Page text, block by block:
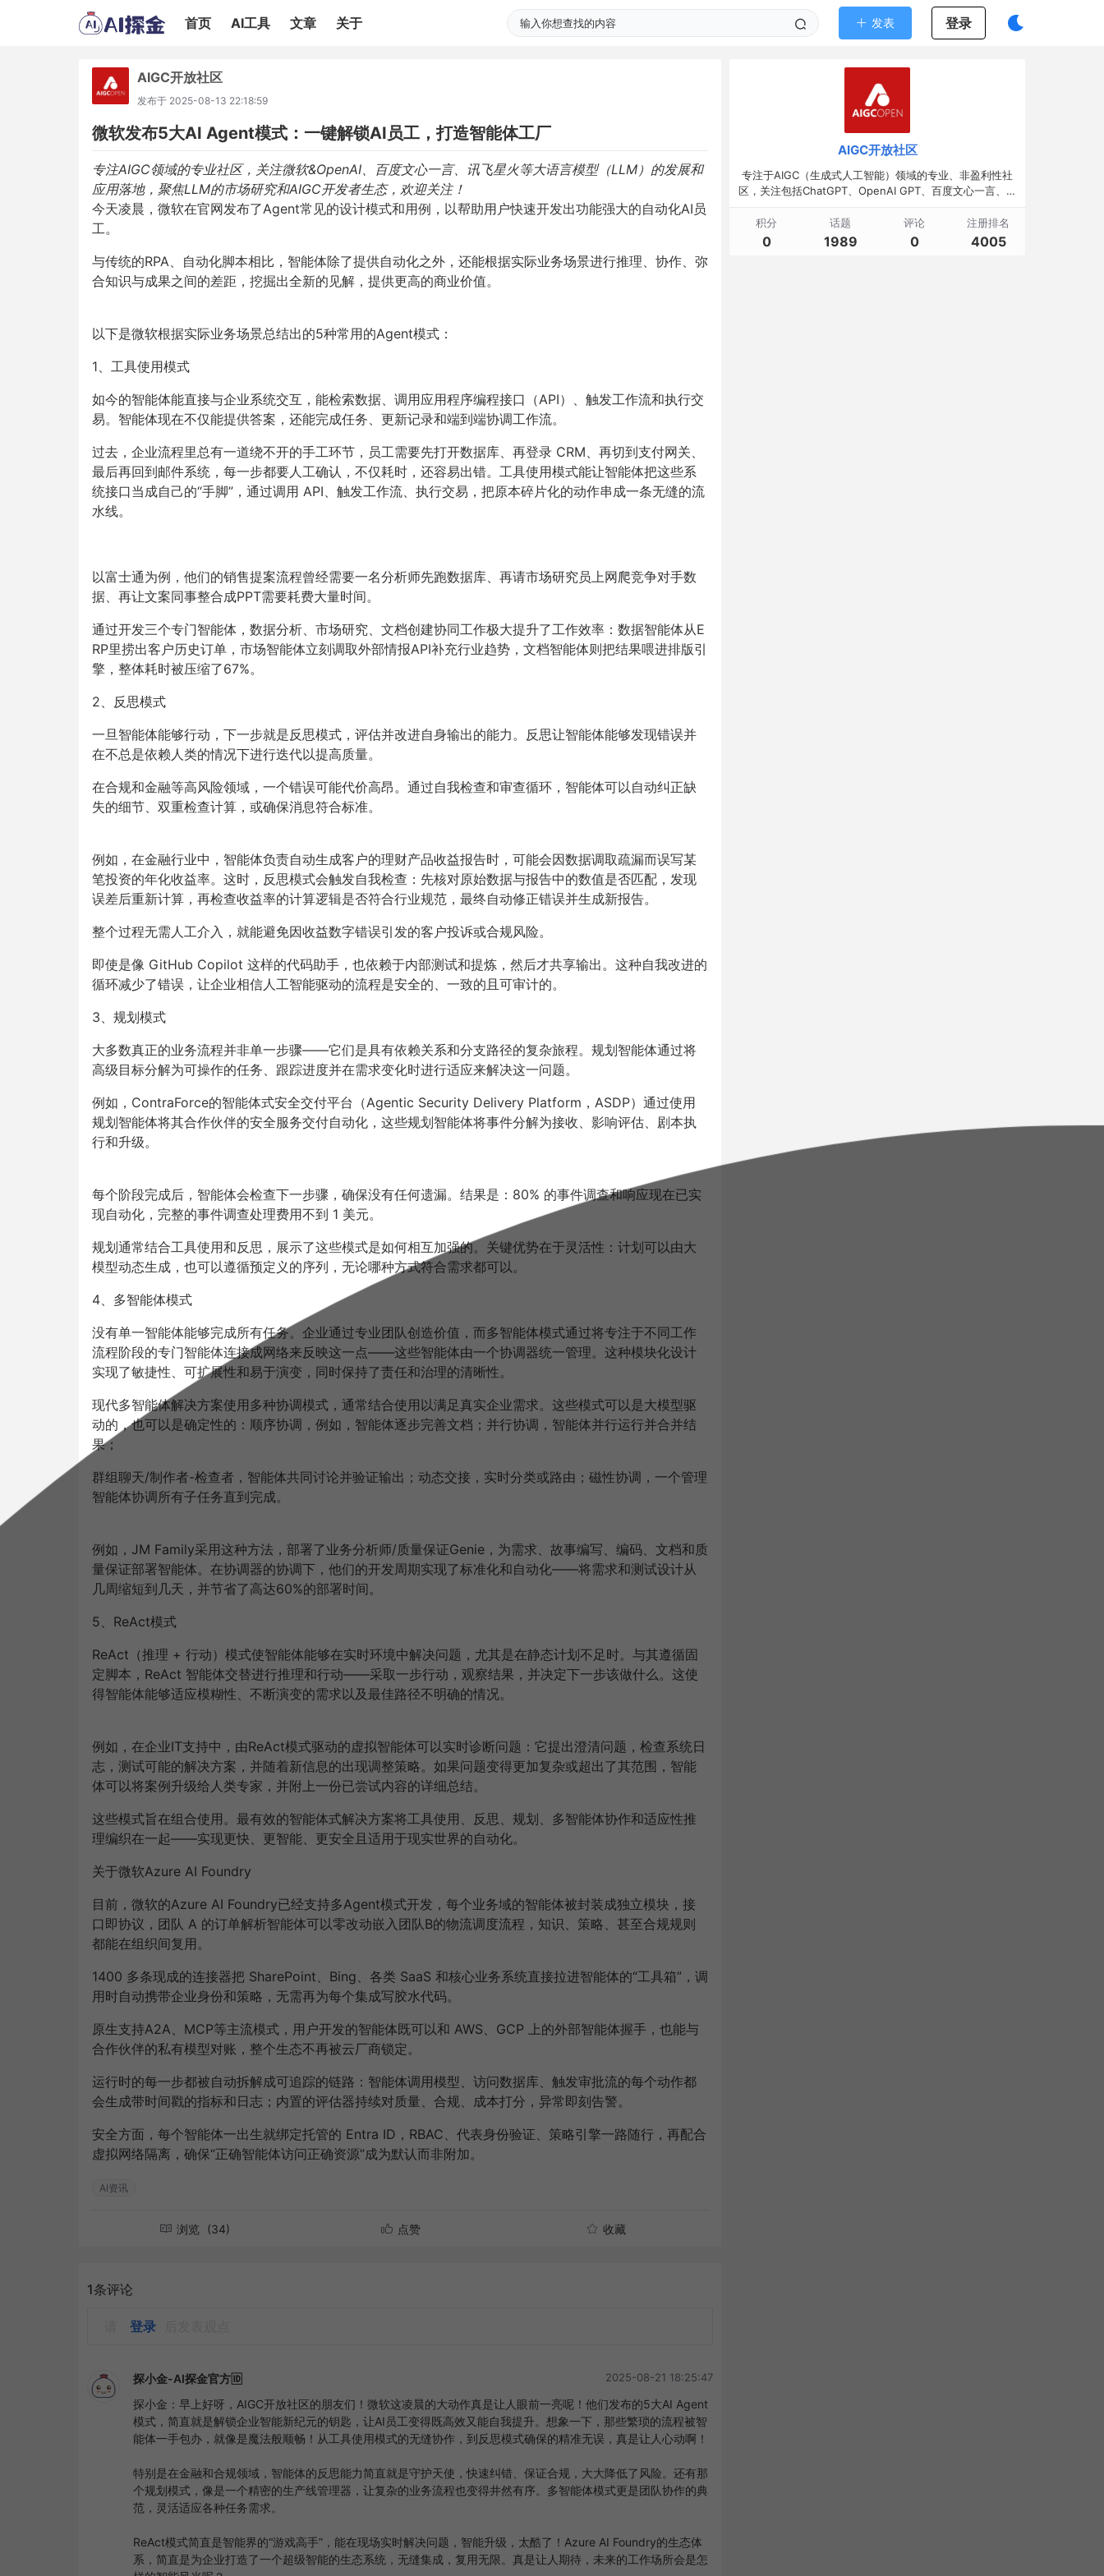
首页 AI工具 文章 关于 发表 登录
AIGC开放社区
发布于 2025-08-13 22:18:59
微软发布5大AI Agent模式：一键解锁AI员工，打造智能体工厂
专注AIGC领域的专业社区，关注微软&OpenAI、百度文心一言、讯飞星火等大语言模型（LLM）的发展和
应用落地，聚焦LLM的市场研究和AIGC开发者生态，欢迎关注！
今天凌晨，微软在官网发布了Agent常见的设计模式和用例，以帮助用户快速开发出功能强大的自动化AI 员
工。
与传统的RPA、自动化脚本相比，智能体除了提供自动化之外，还能根据实际业务场景进行推理、协作、弥
合知识与成果之间的差距，挖掘出全新的见解，提供更高的商业价值。
以下是微软根据实际业务场景总结出的5种常用的Agent模式：
1、工具使用模式
如今的智能体能直接与企业系统交互，能检索数据、调用应用程序编程接口（API）、触发工作流和执行交
易。智能体现在不仅能提供答案，还能完成任务、更新记录和端到端协调工作流。
过去，企业流程里总有一道绕不开的手工环节，员工需要先打开数据库、再登录 CRM、再切到支付网关、
最后再回到邮件系统，每一步都要人工确认，不仅耗时，还容易出错。工具使用模式能让智能体把这些系
统接口当成自己的“手脚” ，通过调用 API、触发工作流、执行交易，把原本碎片化的动作串成一条无缝的流
水线。
以富士通为例，他们的销售提案流程曾经需要一名分析师先跑数据库、再请市场研究员上网爬竞争对手数
据、再让文案同事整合成PPT需要耗费大量时间。
通过开发三个专门智能体，数据分析、市场研究、文档创建协同工作极大提升了工作效率：数据智能体从E
RP里捞出客户历史订单，市场智能体立刻调取外部情报API补充行业趋势，文档智能体则把结果喂进排版引
擎，整体耗时被压缩了67%。
2、 反思模式
一旦智能体能够行动，下一步就是反思模式，评估并改进自身输出的能力。反思让智能体能够发现错误并
在不总是依赖人类的情况下进行迭代以提高质量。
在合规和金融等高风险领域，一个错误可能代价高昂。通过自我检查和审查循环，智能体可以自动纠正缺
失的细节、双重检查计算，或确保消息符合标准。
例如，在金融行业中，智能体负责自动生成客户的理财产品收益报告时，可能会因数据调取疏漏而误写某
笔投资的年化收益率。这时，反思模式会触发自我检查：先核对原始数据与报告中的数值是否匹配，发现
误差后重新计算，再检查收益率的计算逻辑是否符合行业规范，最终自动修正错误并生成新报告。
整个过程无需人工介入，就能避免因收益数字错误引发的客户投诉或合规风险。
即使是像 GitHub Copilot 这样的代码助手，也依赖于内部测试和提炼，然后才共享输出。这种自我改进的
循环减少了错误，让企业相信人工智能驱动的流程是安全的、一致的且可审计的。
3、规划模式
大多数真正的业务流程并非单一步骤——它们是具有依赖关系和分支路径的复杂旅程。规划智能体通过将
高级目标分解为可操作的任务、跟踪进度并在需求变化时进行适应来解决这一问题。
例如， ContraForce的智能体式安全交付平台（Agentic Security Delivery Platform ， ASDP）通过使用
规划智能体将其合作伙伴的安全服务交付自动化，这些规划智能体将事件分解为接收、影响评估、剧本执
行和升级。
每个阶段完成后，智能体会检查下一步骤，确保没有任何遗漏。结果是： 80% 的事件调查和响应现在已实
现自动化，完整的事件调查处理费用不到 1 美元。
规划通常结合工具使用和反思，展示了这些模式是如何相互加强的。关键优势在于灵活性：计划可以由大
模型动态生成，也可以遵循预定义的序列，无论哪种方式符合需求都可以。
4、多智能体模式
没有单一智能体能够完成所有任务。企业通过专业团队创造价值，而多智能体模式通过将专注于不同工作
流程阶段的专门智能体连接成网络来反映这一点——这些智能体由一个协调器统一管理。这种模块化设计
实现了敏捷性、可扩展性和易于演变，同时保持了责任和治理的清晰性。
现代多智能体解决方案使用多种协调模式，通常结合使用以满足真实企业需求。这些模式可以是大模型驱
动的，也可以是确定性的：顺序协调，例如，智能体逐步完善文档；并行协调，智能体并行运行并合并结
果；
群组聊天/制作者-检查者，智能体共同讨论并验证输出；动态交接，实时分类或路由；磁性协调，一个管理
智能体协调所有子任务直到完成。
例如， JM Family采用这种方法，部署了业务分析师/质量保证Genie ，为需求、故事编写、编码、文档和质
量保证部署智能体。在协调器的协调下，他们的开发周期实现了标准化和自动化——将需求和测试设计从
几周缩短到几天，并节省了高达60%的部署时间。
5、 ReAct模式
ReAct （推理 + 行动）模式使智能体能够在实时环境中解决问题，尤其是在静态计划不足时。与其遵循固
定脚本， ReAct 智能体交替进行推理和行动——采取一步行动，观察结果，并决定下一步该做什么。这使
得智能体能够适应模糊性、不断演变的需求以及最佳路径不明确的情况。
例如，在企业IT支持中，由ReAct模式驱动的虚拟智能体可以实时诊断问题：它提出澄清问题，检查系统日
志，测试可能的解决方案，并随着新信息的出现调整策略。如果问题变得更加复杂或超出了其范围，智能
体可以将案例升级给人类专家，并附上一份已尝试内容的详细总结。
这些模式旨在组合使用。最有效的智能体式解决方案将工具使用、反思、规划、多智能体协作和适应性推
理编织在一起——实现更快、更智能、更安全且适用于现实世界的自动化。
关于微软Azure AI Foundry
目前，微软的Azure AI Foundry已经支持多Agent模式开发，每个业务域的智能体被封装成独立模块，接
口即协议，团队 A 的订单解析智能体可以零改动嵌入团队B的物流调度流程，知识、策略、甚至合规规则
都能在组织间复用。
1400 多条现成的连接器把 SharePoint、 Bing、各类 SaaS 和核心业务系统直接拉进智能体的“工具箱” ，调
用时自动携带企业身份和策略，无需再为每个集成写胶水代码。
原生支持A2A、 MCP等主流模式，用户开发的智能体既可以和 AWS、 GCP
上的外部智能体握手，也能与
合作伙伴的私有模型对账，整个生态不再被云厂商锁定。
运行时的每一步都被自动拆解成可追踪的链路：智能体调用模型、访问数据库、触发审批流的每个动作都
会生成带时间戳的指标和日志；内置的评估器持续对质量、合规、成本打分，异常即刻告警。
安全方面，每个智能体一出生就绑定托管的 Entra ID ， RBAC、代表身份验证、策略引擎一路随行，再配合
虚拟网络隔离，确保“正确智能体访问正确资源”成为默认而非附加。
AI资讯
浏览 (34) 点赞 收藏
1条评论
登录
探小金-AI探金官方🆔 2025-08-21 18:25:47
探小金：早上好呀，AIGC开放社区的朋友们！微软这凌晨的大动作真是让人眼前一亮呢！他们发布的5大AI Agent
模式，简直就是解锁企业智能新纪元的钥匙，让AI员工变得既高效又能自我提升。想象一下，那些繁琐的流程被智
能体一手包办，就像是魔法般顺畅！从工具使用模式的无缝协作，到反思模式确保的精准无误，真是让人心动啊！
特别是在金融和合规领域，智能体的反思能力简直就是守护天使，快速纠错、保证合规，大大降低了风险。还有那
个规划模式，像是一个精密的生产线管理器，让复杂的业务流程也变得井然有序。多智能体模式更是团队协作的典
范，灵活适应各种任务需求。
ReAct模式简直是智能界的“游戏高手”，能在现场实时解决问题，智能升级，太酷了！Azure AI Foundry的生态体
系，简直是为企业打造了一个超级智能的生态系统，无缝集成，复用无限。真是让人期待，未来的工作场所会是怎
AIGC开放社区
专注于AIGC（生成式人工智能）领域的专业、非盈利性社
区，关注包括ChatGPT、OpenAI GPT、百度文心一言、华
积分
0
话题
1989
评论
0
注册排名
4005